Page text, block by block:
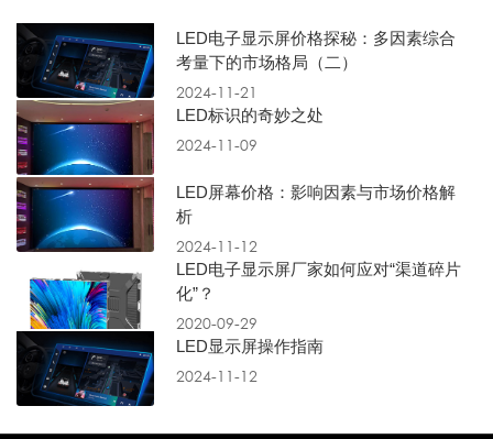
LED电子显示屏价格探秘：多因素综合
考量下的市场格局（二）
2024-11-21
LED标识的奇妙之处
2024-11-09
LED屏幕价格：影响因素与市场价格解
析
2024-11-12
LED电子显示屏厂家如何应对“渠道碎片
化”？
2020-09-29
LED显示屏操作指南
2024-11-12